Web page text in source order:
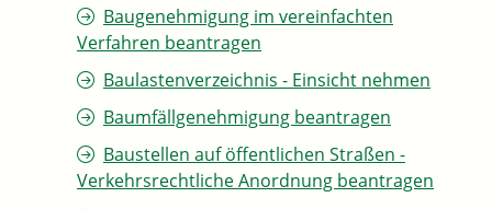
Baugenehmigung im vereinfachten
Verfahren beantragen
Baulastenverzeichnis - Einsicht nehmen
Baumfällgenehmigung beantragen
Baustellen auf öffentlichen Straßen -
Verkehrsrechtliche Anordnung beantragen